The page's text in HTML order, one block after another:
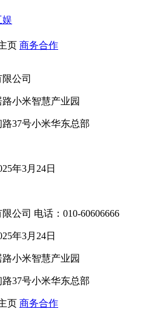
娱
页 商务合作
公司
小米智慧产业园
37号小米华东总部
年3月24日
公司 电话：010-60606666
年3月24日
小米智慧产业园
37号小米华东总部
页 商务合作